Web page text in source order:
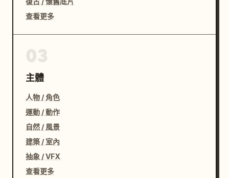
查看更多
主體
人物 / 角色
運動 / 動作
自然 / 風景
建築 / 室內
抽象 / VFX
查看更多